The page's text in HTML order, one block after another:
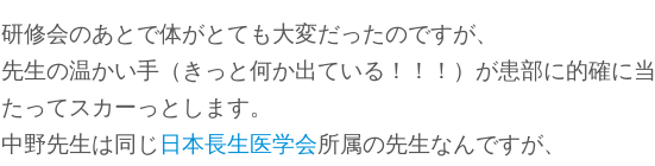
研修会のあとで体がとても大変だったのですが、
先生の温かい手（きっと何か出ている！！！）が患部に的確に当
たってスカーっとします。
中野先生は同じ 日本長生医学会所属の先生なんですが、